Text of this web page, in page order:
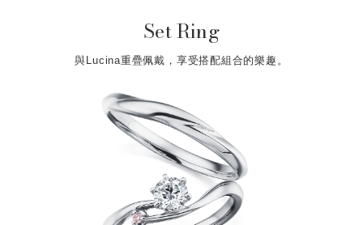
Set Ring
與Lucina重疊佩戴，享受搭配組合的樂趣。